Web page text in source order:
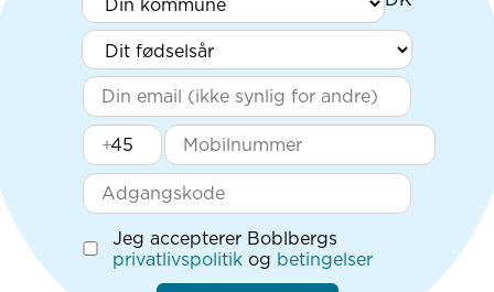
+
Jeg accepterer Boblbergs
privatlivspolitik og betingelser